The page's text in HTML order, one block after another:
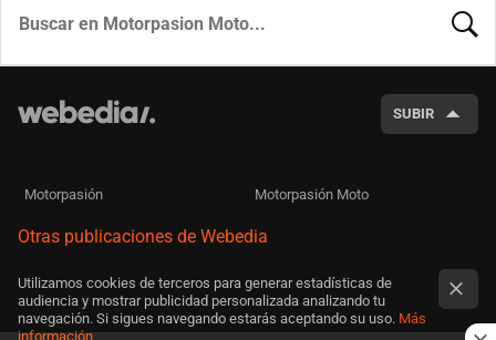
SUBIR
Motorpasión Motorpasión Moto
Otras publicaciones de Webedia
Utilizamos cookies de terceros para generar estadísticas de
audiencia y mostrar publicidad personalizada analizando tu
navegación. Si sigues navegando estarás aceptando su uso. Más
información